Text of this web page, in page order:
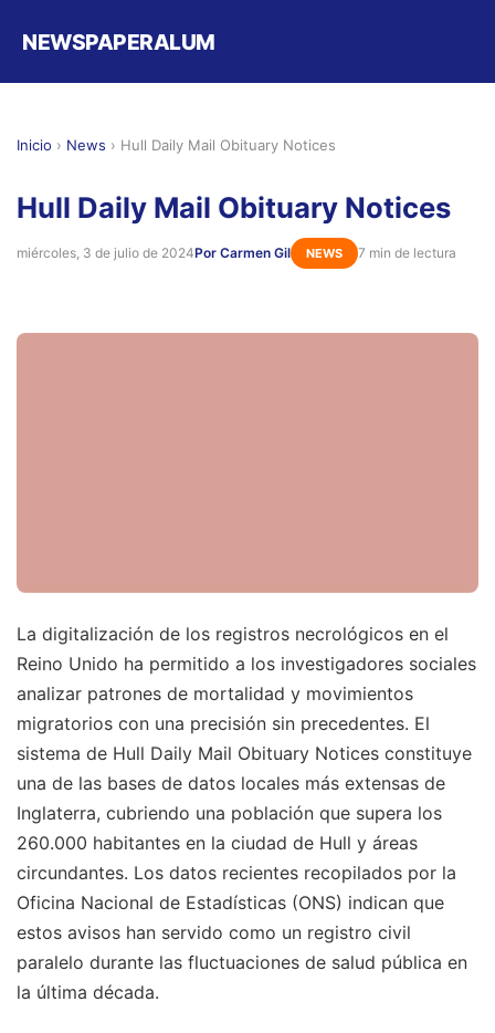
NEWSPAPERALUM
Inicio › News › Hull Daily Mail Obituary Notices
Hull Daily Mail Obituary Notices
miércoles, 3 de julio de 2024Por Carmen Gil NEWS 7 min de lectura
La digitalización de los registros necrológicos en el
Reino Unido ha permitido a los investigadores sociales
analizar patrones de mortalidad y movimientos
migratorios con una precisión sin precedentes. El
sistema de Hull Daily Mail Obituary Notices constituye
una de las bases de datos locales más extensas de
Inglaterra, cubriendo una población que supera los
260.000 habitantes en la ciudad de Hull y áreas
circundantes. Los datos recientes recopilados por la
Oficina Nacional de Estadísticas (ONS) indican que
estos avisos han servido como un registro civil
paralelo durante las fluctuaciones de salud pública en
la última década.